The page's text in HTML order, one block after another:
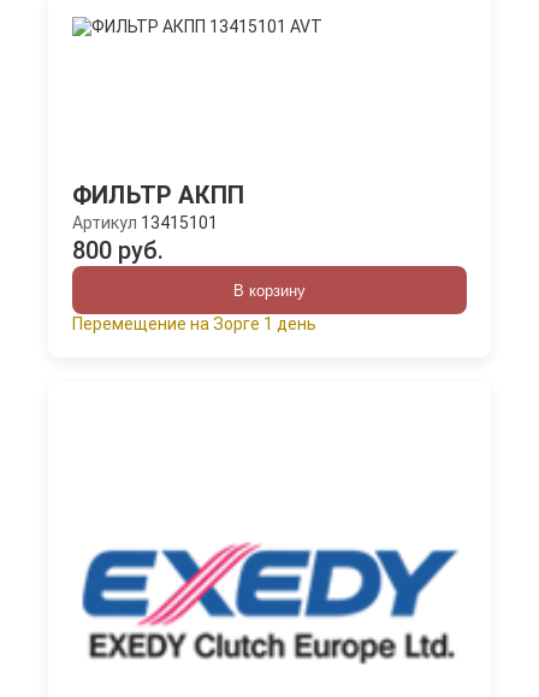
ФИЛЬТР АКПП
Артикул 13415101
800 руб.
В корзину
Перемещение на Зорге 1 день